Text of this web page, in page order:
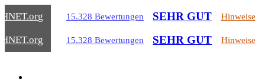
.org 15.328 Bewertungen SEHR GUT Hinweise
.org 15.328 Bewertungen SEHR GUT Hinweise